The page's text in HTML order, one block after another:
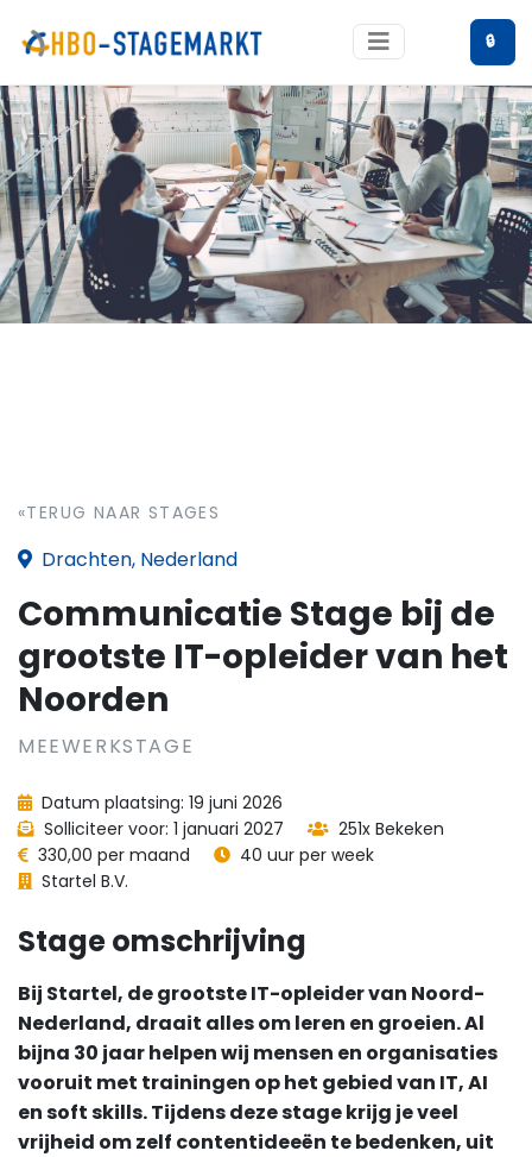
🔒
«TERUG NAAR STAGES
Drachten, Nederland
Communicatie Stage bij de
grootste IT-opleider van het
Noorden
MEEWERKSTAGE
Datum plaatsing: 19 juni 2026
Solliciteer voor: 1 januari 2027
251x Bekeken
330,00 per maand
40 uur per week
Startel B.V.
Stage omschrijving
Bij Startel, de grootste IT-opleider van Noord-
Nederland, draait alles om leren en groeien. Al
bijna 30 jaar helpen wij mensen en organisaties
vooruit met trainingen op het gebied van IT, AI
en soft skills. Tijdens deze stage krijg je veel
vrijheid om zelf contentideeën te bedenken, uit